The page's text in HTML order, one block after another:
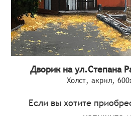
Дворик на ул.Степана
Холст, акрил,
Если вы хотите